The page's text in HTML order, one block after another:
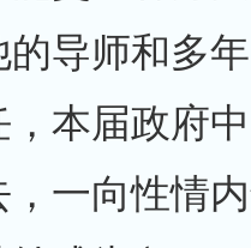
导师和多
本届政府
，一向性情